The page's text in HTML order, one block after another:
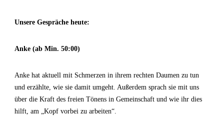
Unsere Gespräche heute:
Anke (ab Min. 50:00)
Anke hat aktuell mit Schmerzen in ihrem rechten Daumen zu tun
und erzählte, wie sie damit umgeht. Außerdem sprach sie mit uns
über die Kraft des freien Tönens in Gemeinschaft und wie ihr dies
hilft, am „Kopf vorbei zu arbeiten“.